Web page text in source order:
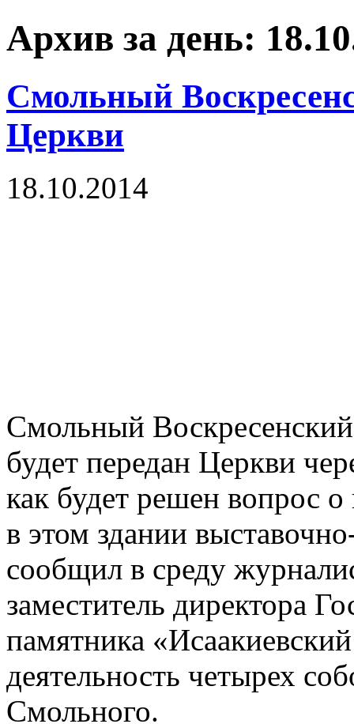
Архив за день:
Смольный
Церкви
18.10.2014
Смольный
будет передан Церкви
как будет решен вопрос о
в этом здании
сообщил в среду
заместитель директора
памятника
деятельность четырех
Смольного.